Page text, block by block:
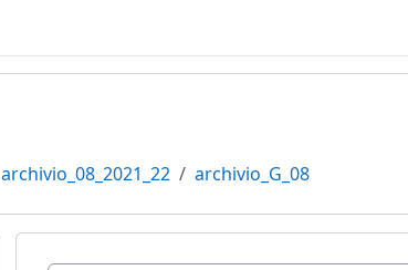
archivio_08_2021_22 archivio_G_08